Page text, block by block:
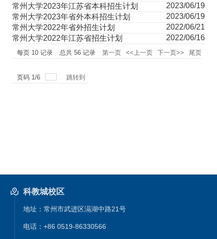
常州大学2023年江苏省本科招生计划
2023/06/19
常州大学2023年省外本科招生计划
2023/06/19
常州大学2022年省外招生计划
2022/06/21
常州大学2022年江苏省招生计划
2022/06/16
每页 10 记录 总共 56 记录 第一页 <<上一页 下一页>> 尾页
页码 1/6 跳转到
科教城校区
地址：常州市武进区滆湖中路21号
电话：+86 0519-86330566